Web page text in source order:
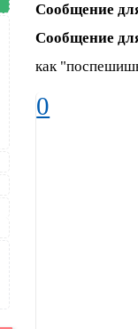
Сообщение
Сообщение
как
0